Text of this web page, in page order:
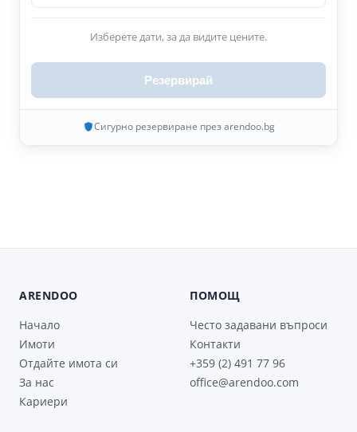
Изберете дати, за да видите цените.
Резервирай
Сигурно резервиране през arendoo.bg
ARENDOO
Начало
Имоти
Отдайте имота си
За нас
Кариери
ПОМОЩ
Често задавани въпроси
Контакти
+359 (2) 491 77 96
office@arendoo.com